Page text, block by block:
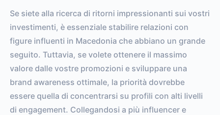
Se siete alla ricerca di ritorni impressionanti sui vostri
investimenti, è essenziale stabilire relazioni con
figure influenti in Macedonia che abbiano un grande
seguito. Tuttavia, se volete ottenere il massimo
valore dalle vostre promozioni e sviluppare una
brand awareness ottimale, la priorità dovrebbe
essere quella di concentrarsi su profili con alti livelli
di engagement. Collegandosi a più influencer e